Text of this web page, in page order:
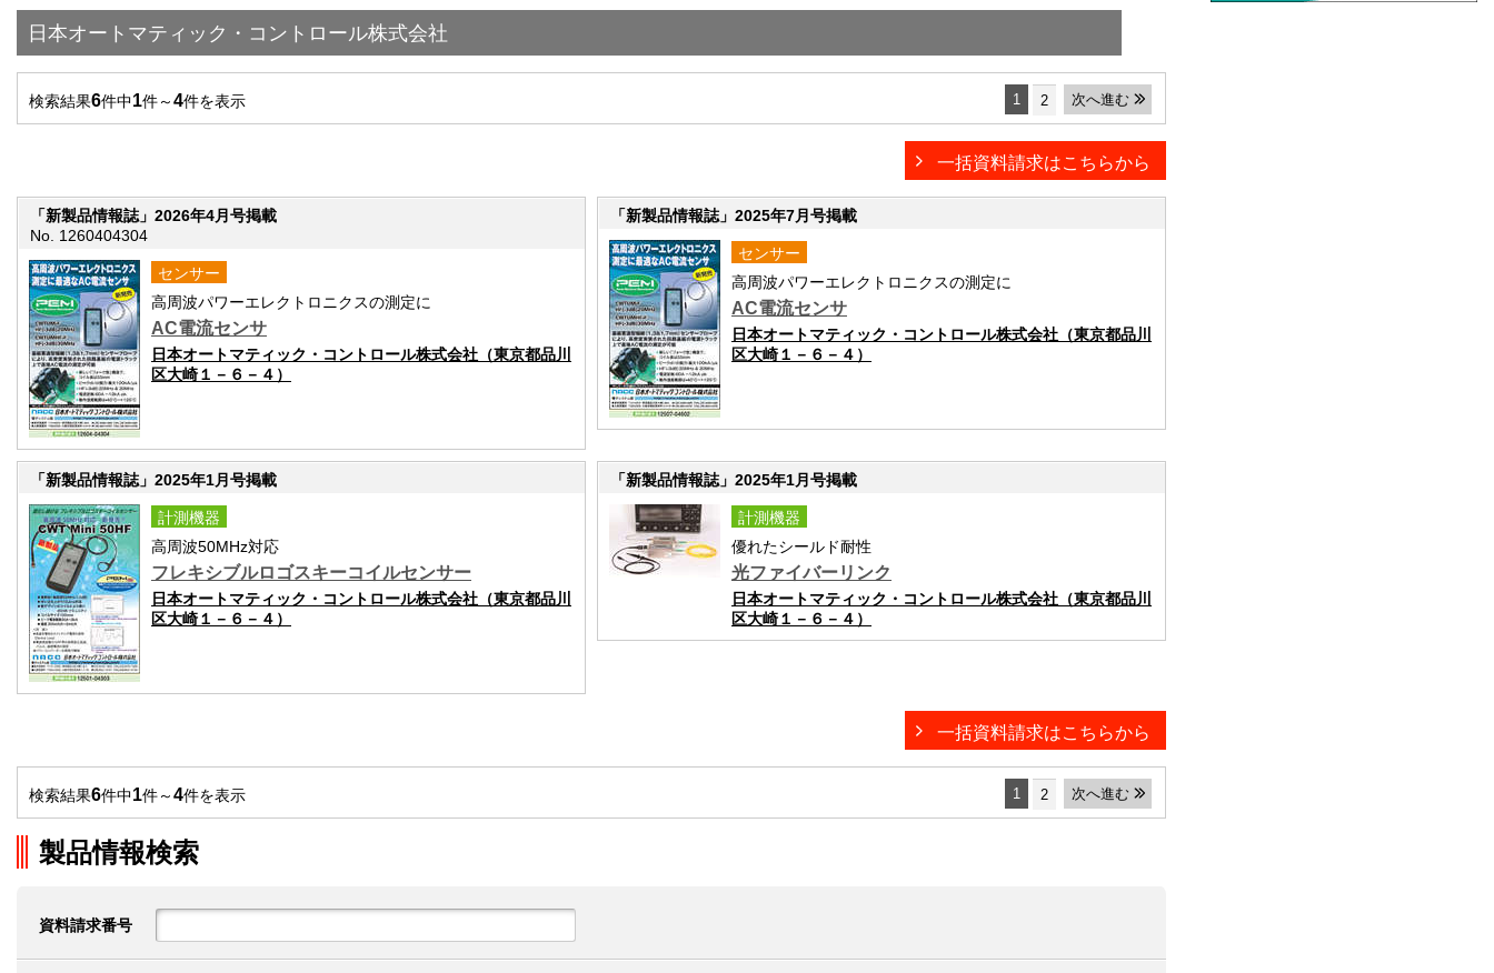
日本オートマティック・コントロール株式会社
検索結果6件中1件～4件を表示 1 2 次へ進む
一括資料請求はこちらから
「新製品情報誌」2026年4月号掲載
No. 1260404304
センサー
高周波パワーエレクトロニクスの測定に
AC電流センサ
日本オートマティック・コントロール株式会社（東京都品川
区大崎１－６－４）
「新製品情報誌」2025年7月号掲載
センサー
高周波パワーエレクトロニクスの測定に
AC電流センサ
日本オートマティック・コントロール株式会社（東京都品川
区大崎１－６－４）
「新製品情報誌」2025年1月号掲載
計測機器
高周波50MHz対応
フレキシブルロゴスキーコイルセンサー
日本オートマティック・コントロール株式会社（東京都品川
区大崎１－６－４）
「新製品情報誌」2025年1月号掲載
計測機器
優れたシールド耐性
光ファイバーリンク
日本オートマティック・コントロール株式会社（東京都品川
区大崎１－６－４）
一括資料請求はこちらから
検索結果6件中1件～4件を表示 1 2 次へ進む
製品情報検索
資料請求番号